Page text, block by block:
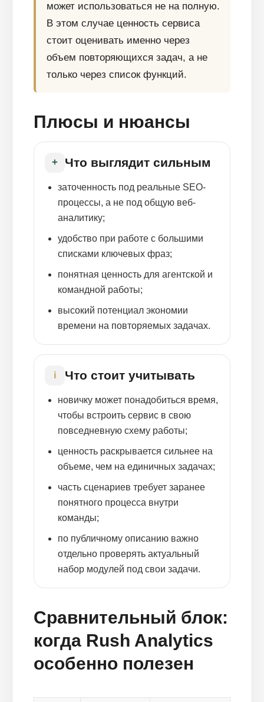
может использоваться не на полную.
В этом случае ценность сервиса
стоит оценивать именно через
объем повторяющихся задач, а не
только через список функций.
Плюсы и нюансы
+ Что выглядит сильным
заточенность под реальные SEO-
процессы, а не под общую веб-
аналитику;
удобство при работе с большими
списками ключевых фраз;
понятная ценность для агентской и
командной работы;
высокий потенциал экономии
времени на повторяемых задачах.
i Что стоит учитывать
новичку может понадобиться время,
чтобы встроить сервис в свою
повседневную схему работы;
ценность раскрывается сильнее на
объеме, чем на единичных задачах;
часть сценариев требует заранее
понятного процесса внутри
команды;
по публичному описанию важно
отдельно проверять актуальный
набор модулей под свои задачи.
Сравнительный блок:
когда Rush Analytics
особенно полезен
Похожиестатьи